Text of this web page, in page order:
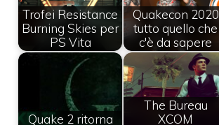
Trofei Resistance
Burning Skies per
PS Vita
Quakecon 2020
tutto quello che
c'è da sapere
Quake 2 ritorna
The Bureau
XCOM